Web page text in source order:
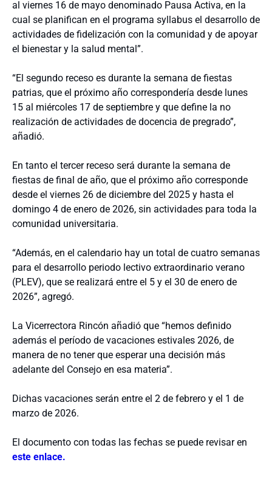
al viernes 16 de mayo denominado Pausa Activa, en la
cual se planifican en el programa syllabus el desarrollo de
actividades de fidelización con la comunidad y de apoyar
el bienestar y la salud mental”.
“El segundo receso es durante la semana de fiestas
patrias, que el próximo año correspondería desde lunes
15 al miércoles 17 de septiembre y que define la no
realización de actividades de docencia de pregrado”,
añadió.
En tanto el tercer receso será durante la semana de
fiestas de final de año, que el próximo año corresponde
desde el viernes 26 de diciembre del 2025 y hasta el
domingo 4 de enero de 2026, sin actividades para toda la
comunidad universitaria.
“Además, en el calendario hay un total de cuatro semanas
para el desarrollo periodo lectivo extraordinario verano
(PLEV), que se realizará entre el 5 y el 30 de enero de
2026”, agregó.
La Vicerrectora Rincón añadió que “hemos definido
además el período de vacaciones estivales 2026, de
manera de no tener que esperar una decisión más
adelante del Consejo en esa materia”.
Dichas vacaciones serán entre el 2 de febrero y el 1 de
marzo de 2026.
El documento con todas las fechas se puede revisar en
este enlace.